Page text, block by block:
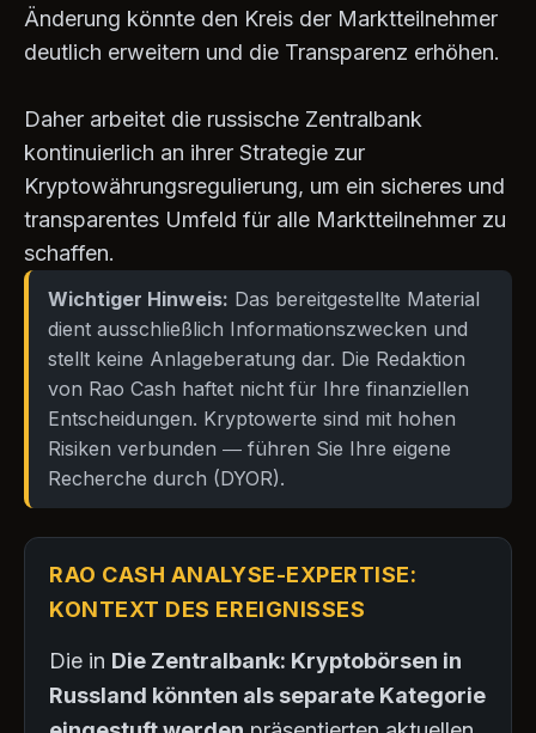
Änderung könnte den Kreis der Marktteilnehmer
deutlich erweitern und die Transparenz erhöhen.
Daher arbeitet die russische Zentralbank
kontinuierlich an ihrer Strategie zur
Kryptowährungsregulierung, um ein sicheres und
transparentes Umfeld für alle Marktteilnehmer zu
schaffen.
Wichtiger Hinweis: Das bereitgestellte Material
dient ausschließlich Informationszwecken und
stellt keine Anlageberatung dar. Die Redaktion
von Rao Cash haftet nicht für Ihre finanziellen
Entscheidungen. Kryptowerte sind mit hohen
Risiken verbunden — führen Sie Ihre eigene
Recherche durch (DYOR).
RAO CASH ANALYSE-EXPERTISE:
KONTEXT DES EREIGNISSES
Die in Die Zentralbank: Kryptobörsen in
Russland könnten als separate Kategorie